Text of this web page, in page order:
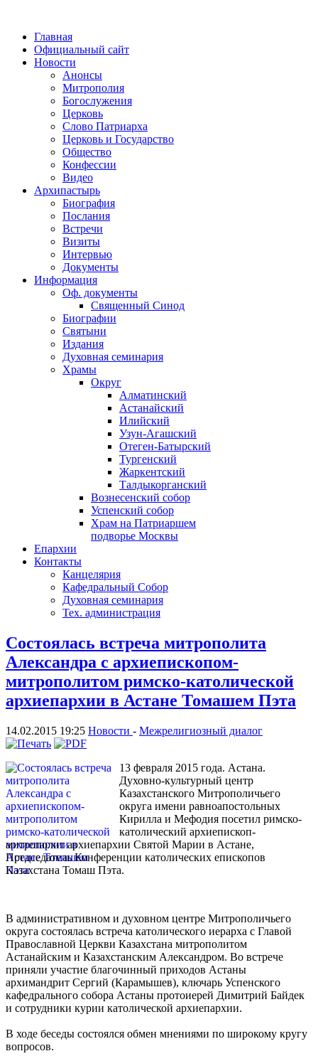
Главная
Официальный сайт
Новости
Анонсы
Митрополия
Богослужения
Церковь
Слово Патриарха
Церковь и Государство
Общество
Конфессии
Видео
Архипастырь
Биография
Послания
Встречи
Визиты
Интервью
Документы
Информация
Оф. документы
Священный Синод
Биографии
Святыни
Издания
Духовная семинария
Храмы
Округ
Алматинский
Астанайский
Илийский
Узун-Агашский
Отеген-Батырский
Тургенский
Жаркентский
Талдыкорганский
Вознесенский собор
Успенский собор
Храм на Патриаршем
подворье Москвы
Епархии
Контакты
Канцелярия
Кафедральный Собор
Духовная семинария
Тех. администрация
Состоялась встреча митрополита
Александра с архиепископом-
митрополитом римско-католической
архиепархии в Астане Томашем Пэта
14.02.2015 19:25 Новости - Межрелигиозный диалог
13 февраля 2015 года. Астана.
Духовно-культурный центр
Казахстанского Митрополичьего
округа имени равноапостольных
Кирилла и Мефодия посетил римско-
католический архиепископ-
митрополит архиепархии Святой Марии в Астане,
Председатель Конференции католических епископов
Казахстана Томаш Пэта.
В административном и духовном центре Митрополичьего
округа состоялась встреча католического иерарха с Главой
Православной Церкви Казахстана митрополитом
Астанайским и Казахстанским Александром. Во встрече
приняли участие благочинный приходов Астаны
архимандрит Сергий (Карамышев), ключарь Успенского
кафедрального собора Астаны протоиерей Димитрий Байдек
и сотрудники курии католической архиепархии.
В ходе беседы состоялся обмен мнениями по широкому кругу
вопросов.